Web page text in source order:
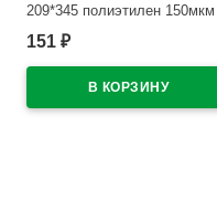
209*345 полиэтилен 150мкм
10 штук в наборе арт Т150-10
151 ₽